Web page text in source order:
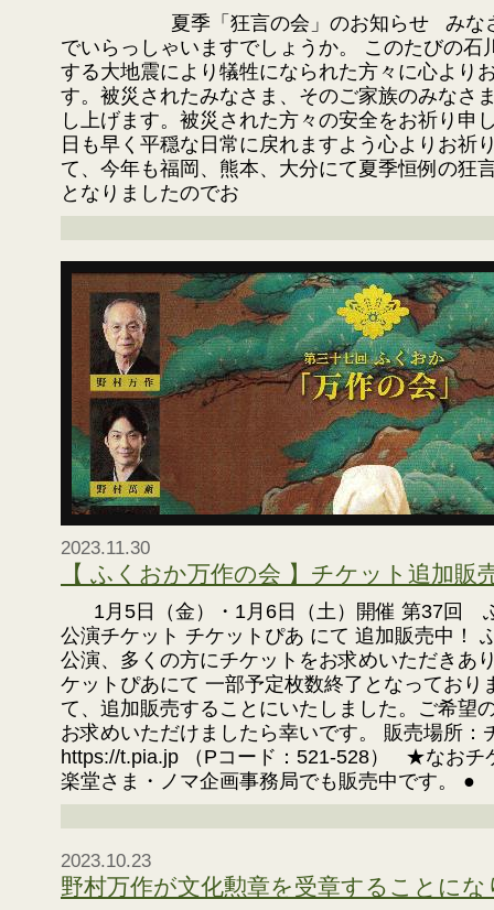
夏季「狂言の会」のお知らせ みなさ
でいらっしゃいますでしょうか。 このたびの石
する大地震により犠牲になられた方々に心より
す。被災されたみなさま、そのご家族のみなさ
し上げます。被災された方々の安全をお祈り申
日も早く平穏な日常に戻れますよう心よりお祈
て、今年も福岡、熊本、大分にて夏季恒例の狂
となりましたのでお
2023.11.30
【 ふくおか万作の会 】チケット追加販
1月5日（金）・1月6日（土）開催 第37回
公演チケット チケットぴあ にて 追加販売中！
公演、多くの方にチケットをお求めいただきあ
ケットぴあにて 一部予定枚数終了となっており
て、追加販売することにいたしました。ご希望
お求めいただけましたら幸いです。 販売場所
https://t.pia.jp （Pコード：521-528） ★なおチ
楽堂さま・ノマ企画事務局でも販売中です。
2023.10.23
野村万作が文化勲章を受章することに